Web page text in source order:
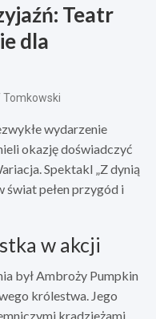
Teatr
dla
wydarzenie
okazję doświadczyć
Spektakl „Z dynią
świat pełen przygód i
w akcji
był Ambroży Pumpkin
królestwa. Jego
kradzieżami